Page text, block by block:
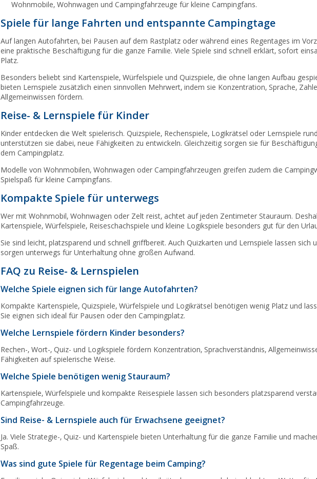
Wohnmobile, Wohnwagen und Campingfahrzeuge für kleine Campingfans.
Spiele für lange Fahrten und entspannte Campingtage
Auf langen Autofahrten, bei Pausen auf dem Rastplatz oder während eines Regentages im
eine praktische Beschäftigung für die ganze Familie. Viele Spiele sind schnell erklärt, sofort
Platz.
Besonders beliebt sind Kartenspiele, Würfelspiele und Quizspiele, die ohne langen Aufbau
bieten Lernspiele zusätzlich einen sinnvollen Mehrwert, indem sie Konzentration, Sprache,
Allgemeinwissen fördern.
Reise- & Lernspiele für Kinder
Kinder entdecken die Welt spielerisch. Quizspiele, Rechenspiele, Logikrätsel oder Lernspiele
unterstützen sie dabei, neue Fähigkeiten zu entwickeln. Gleichzeitig sorgen sie für
dem Campingplatz.
Modelle von Wohnmobilen, Wohnwagen oder Campingfahrzeugen greifen zudem die
Spielspaß für kleine Campingfans.
Kompakte Spiele für unterwegs
Wer mit Wohnmobil, Wohnwagen oder Zelt reist, achtet auf jeden Zentimeter Stauraum.
Kartenspiele, Würfelspiele, Reiseschachspiele und kleine Logikspiele besonders gut für den
Sie sind leicht, platzsparend und schnell griffbereit. Auch Quizkarten und Lernspiele lassen sich
sorgen unterwegs für Unterhaltung ohne großen Aufwand.
FAQ zu Reise- & Lernspielen
Welche Spiele eignen sich für lange Autofahrten?
Kompakte Kartenspiele, Quizspiele, Würfelspiele und Logikrätsel benötigen wenig Platz und
Sie eignen sich ideal für Pausen oder den Campingplatz.
Welche Lernspiele fördern Kinder besonders?
Rechen-, Wort-, Quiz- und Logikspiele fördern Konzentration, Sprachverständnis,
Fähigkeiten auf spielerische Weise.
Welche Spiele benötigen wenig Stauraum?
Kartenspiele, Würfelspiele und kompakte Reisespiele lassen sich besonders platzsparend
Campingfahrzeuge.
Sind Reise- & Lernspiele auch für Erwachsene geeignet?
Ja. Viele Strategie-, Quiz- und Kartenspiele bieten Unterhaltung für die ganze Familie und
Spaß.
Was sind gute Spiele für Regentage beim Camping?